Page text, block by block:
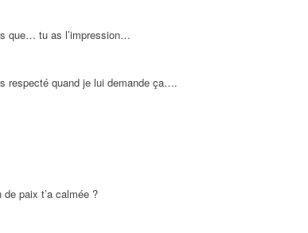
que… tu as l’impression…
respecté quand je lui demande ça….
paix t’a calmée ?